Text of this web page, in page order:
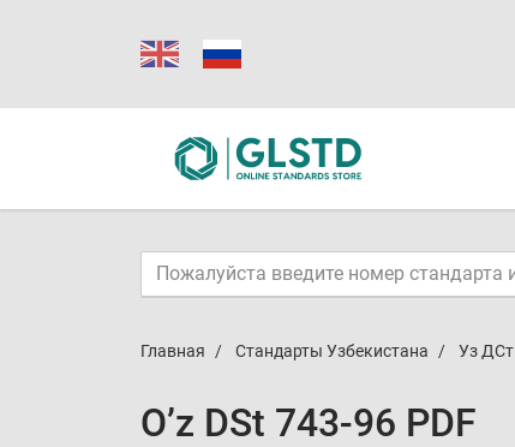
Главная Стандарты Узбекистана Уз ДСт
O’z DSt 743-96 PDF